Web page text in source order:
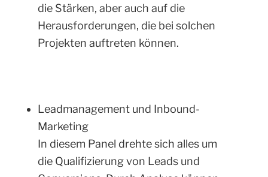
die Stärken, aber auch auf die
Herausforderungen, die bei solchen
Projekten auftreten können.
Leadmanagement und Inbound-
Marketing
In diesem Panel drehte sich alles um
die Qualifizierung von Leads und